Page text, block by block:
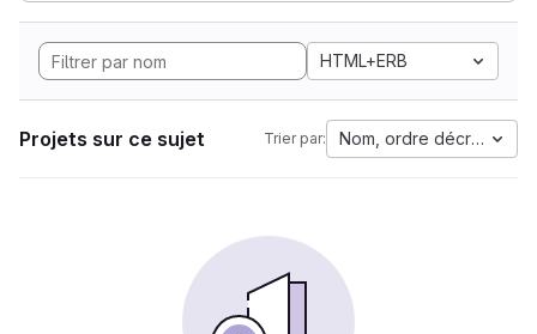
HTML+ERB
Projets sur ce sujet Trier par: Nom, ordre décroissant